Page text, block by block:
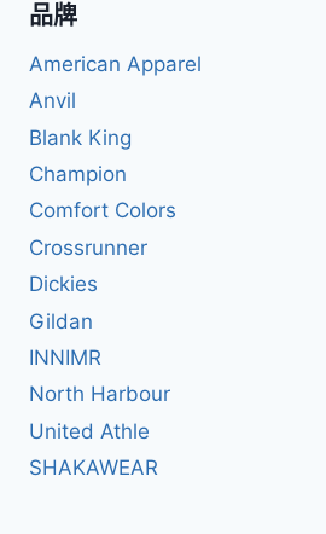
品牌
American Apparel
Anvil
Blank King
Champion
Comfort Colors
Crossrunner
Dickies
Gildan
INNIMR
North Harbour
United Athle
SHAKAWEAR